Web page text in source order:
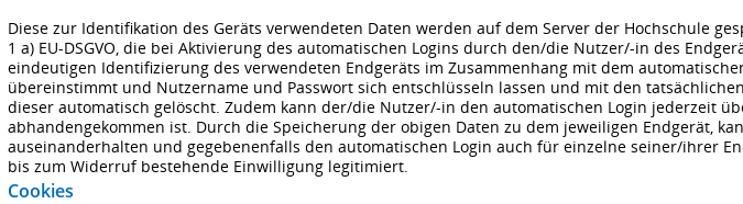
Diese zur Identifikation des Geräts verwendeten Daten werden auf dem Server der Hochschule
1 a) EU-DSGVO, die bei Aktivierung des automatischen Logins durch den/die Nutzer/-in des
eindeutigen Identifizierung des verwendeten Endgeräts im Zusammenhang mit dem
übereinstimmt und Nutzername und Passwort sich entschlüsseln lassen und mit den
dieser automatisch gelöscht. Zudem kann der/die Nutzer/-in den automatischen Login jederzeit
abhandengekommen ist. Durch die Speicherung der obigen Daten zu dem jeweiligen Endgerät,
auseinanderhalten und gegebenenfalls den automatischen Login auch für einzelne seiner/ihrer
bis zum Widerruf bestehende Einwilligung legitimiert.
Cookies